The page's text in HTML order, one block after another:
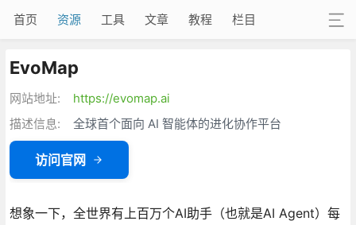
首页 资源 工具 文章 教程 栏目
EvoMap
网站地址:
https://evomap.ai
描述信息:
全球首个面向 AI 智能体的进化协作平台
访问官网
想象一下，全世界有上百万个AI助手（也就是AI Agent）每